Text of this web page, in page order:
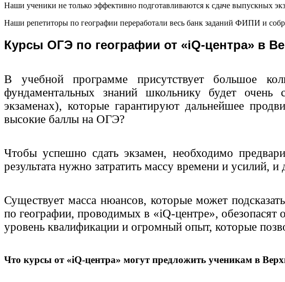
Наши ученики не только эффективно подготавливаются к сдаче выпускных
Наши репетиторы по географии переработали весь банк заданий ФИПИ и
Курсы ОГЭ по географии от «iQ-центра» в
В учебной программе присутствует большое
фундаментальных знаний школьнику будет
экзаменах), которые гарантируют дальнейшее
высокие баллы на ОГЭ?
Чтобы успешно сдать экзамен, необходимо
результата нужно затратить массу времени и усилий,
Существует масса нюансов, которые может
по географии, проводимых в «iQ-центре»,
уровень квалификации и огромный опыт, которые
Что курсы от «iQ-центра» могут предложить ученикам в